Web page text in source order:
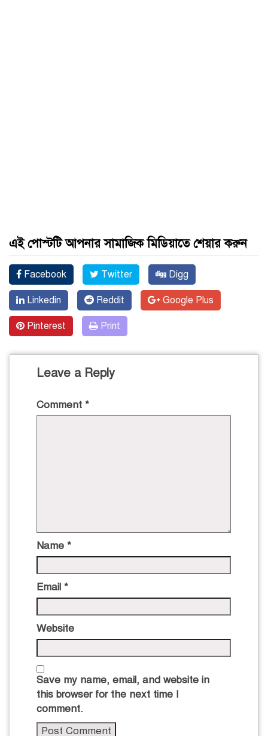
এই পোস্টটি আপনার সামাজিক মিডিয়াতে শেয়ার করুন
Facebook Twitter Digg
Linkedin Reddit Google Plus
Pinterest Print
Leave a Reply
Comment *
Name *
Email *
Website
Save my name, email, and website in
this browser for the next time I
comment.